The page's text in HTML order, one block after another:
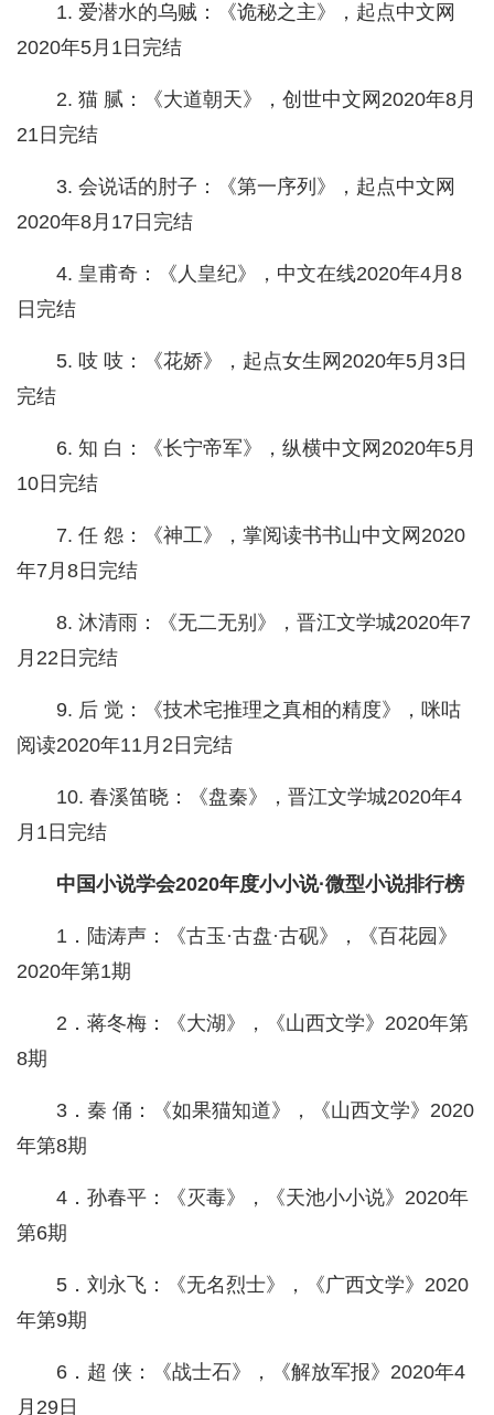
1. 爱潜水的乌贼：《诡秘之主》，起点中文网
2020年5月1日完结
2. 猫 腻：《大道朝天》，创世中文网2020年8月
21日完结
3. 会说话的肘子：《第一序列》，起点中文网
2020年8月17日完结
4. 皇甫奇：《人皇纪》，中文在线2020年4月8
日完结
5. 吱 吱：《花娇》，起点女生网2020年5月3日
完结
6. 知 白：《长宁帝军》，纵横中文网2020年5月
10日完结
7. 任 怨：《神工》，掌阅读书书山中文网2020
年7月8日完结
8. 沐清雨：《无二无别》，晋江文学城2020年7
月22日完结
9. 后 觉：《技术宅推理之真相的精度》，咪咕
阅读2020年11月2日完结
10. 春溪笛晓：《盘秦》，晋江文学城2020年4
月1日完结
中国小说学会2020年度小小说·微型小说排行榜
1．陆涛声：《古玉·古盘·古砚》，《百花园》
2020年第1期
2．蒋冬梅：《大湖》，《山西文学》2020年第
8期
3．秦 俑：《如果猫知道》，《山西文学》2020
年第8期
4．孙春平：《灭毒》，《天池小小说》2020年
第6期
5．刘永飞：《无名烈士》，《广西文学》2020
年第9期
6．超 侠：《战士石》，《解放军报》2020年4
月29日